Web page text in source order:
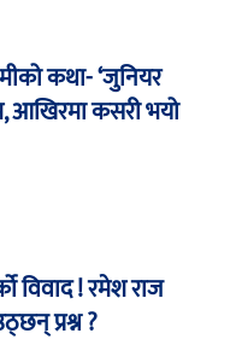
कथा- ‘जुनियर
आखिरमा कसरी भयो
विवाद ! रमेश राज
प्रश्न ?